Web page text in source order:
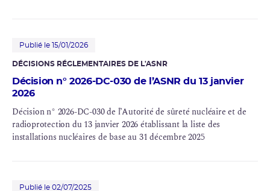
Publié le 15/01/2026
DÉCISIONS RÉGLEMENTAIRES DE L'ASNR
Décision n° 2026-DC-030 de l’ASNR du 13 janvier
2026
Décision n° 2026-DC-030 de l’Autorité de sûreté nucléaireet de
radioprotectiondu 13 janvier 2026 établissant la liste des
installations nucléaires de base au 31 décembre 2025
Publié le 02/07/2025